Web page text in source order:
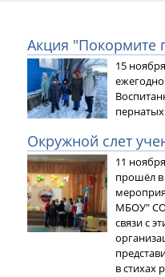
Акция "Покормите
15
Окружной слет
11
прошёл
МБОУ"
связи с
в стихах